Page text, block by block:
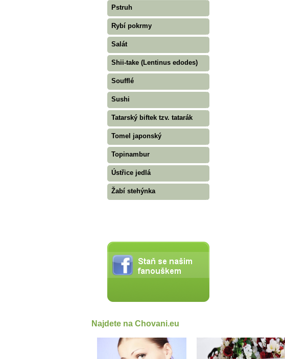
Pstruh
Rybí pokrmy
Salát
Shii-take (Lentinus edodes)
Soufflé
Sushi
Tatarský biftek tzv. tatarák
Tomel japonský
Topinambur
Ústřice jedlá
Žabí stehýnka
Najdete na Chovani.eu